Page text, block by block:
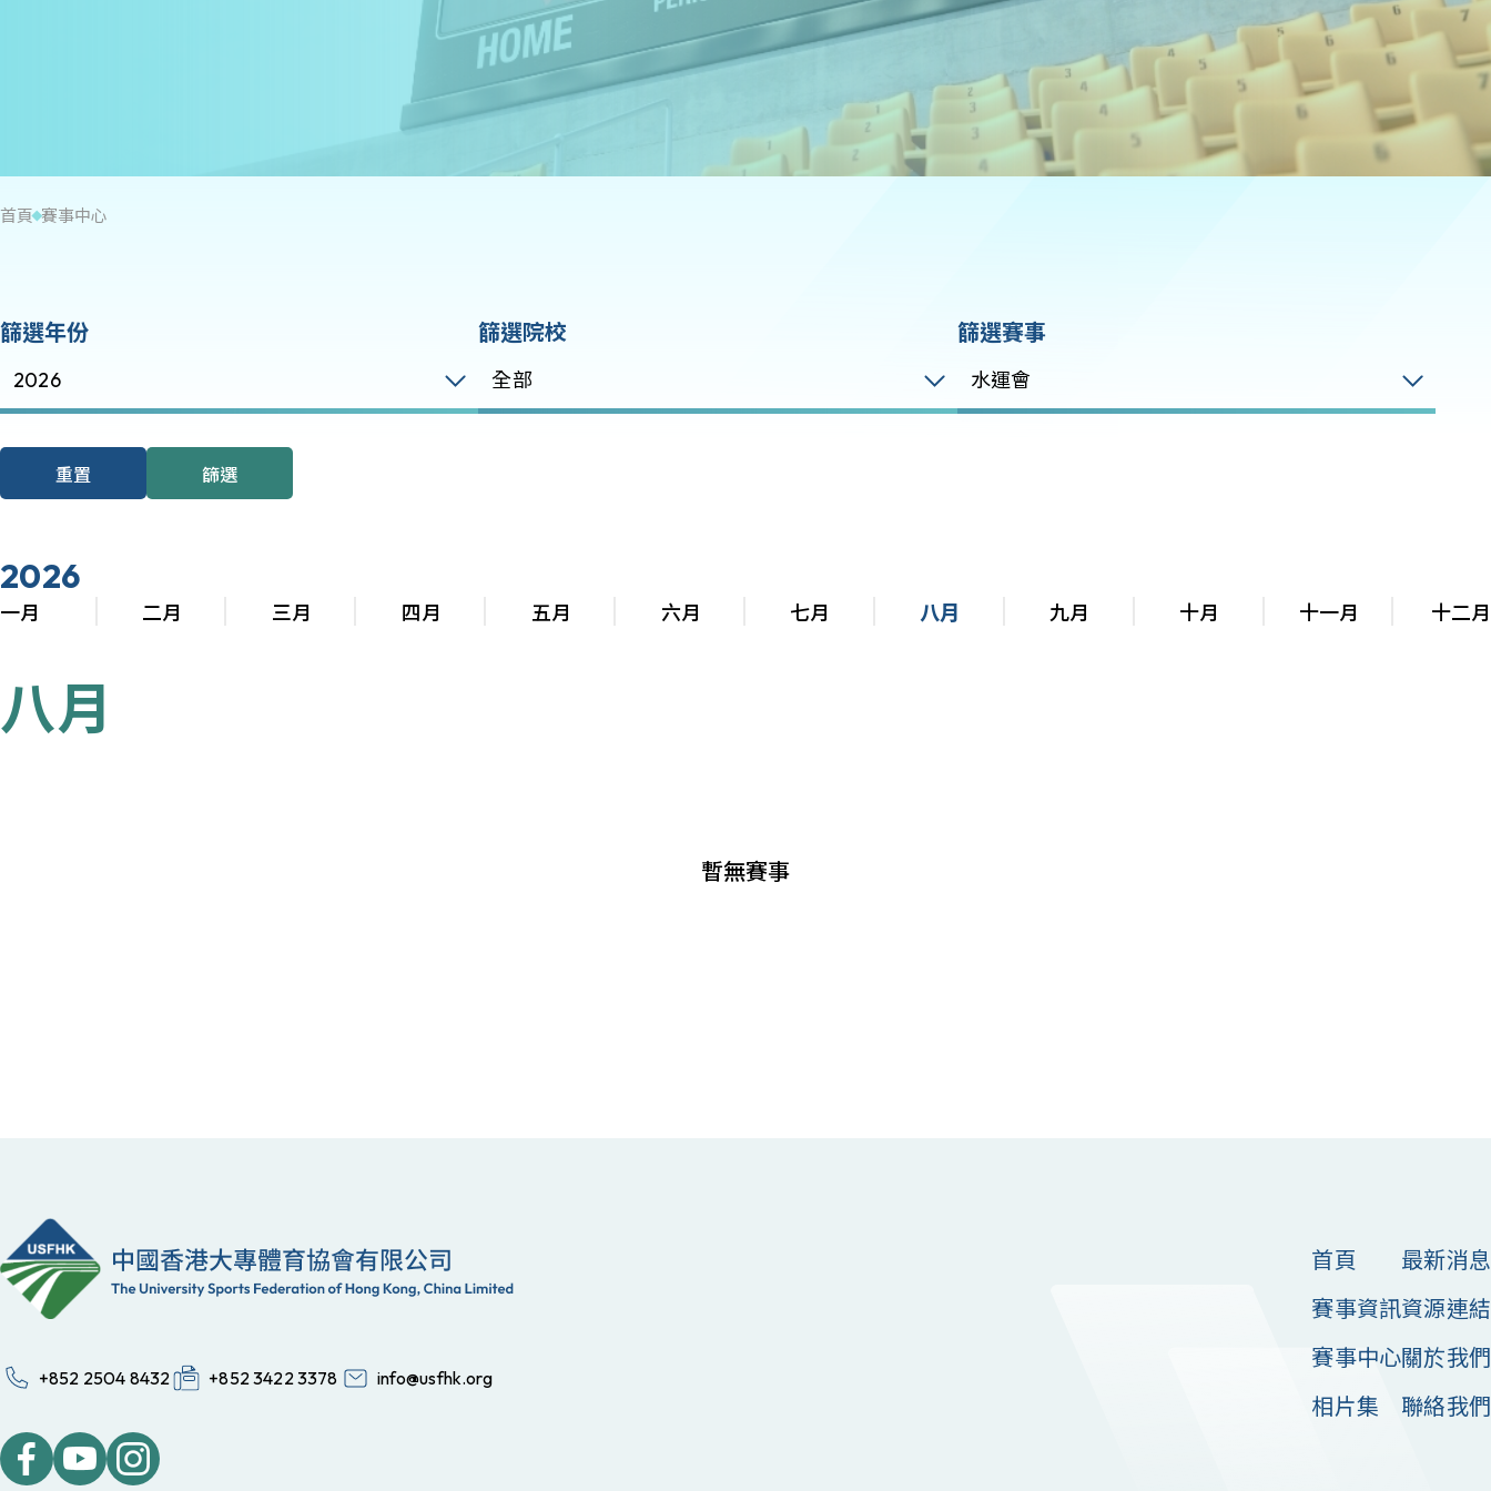
首頁 賽事中心
篩選年份
2026
篩選院校
全部
篩選賽事
水運會
重置 篩選
2026
一月 二月 三月 四月 五月 六月 七月 八月 九月 十月 十一月 十二月
八月
暫無賽事
+852 2504 8432 +852 3422 3378 info@usfhk.org
首頁
賽事資訊
賽事中心
相片集
最新消息
資源連結
關於我們
聯絡我們